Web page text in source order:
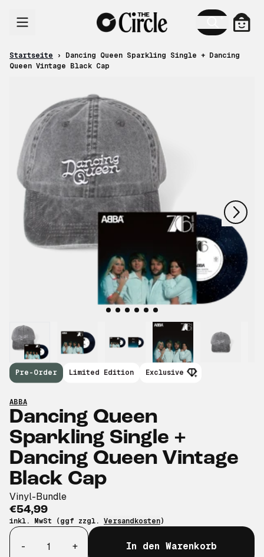
Startseite ›
Dancing Queen Sparkling Single + Dancing
Queen Vintage Black Cap
vorheriges
nächstes
ABBA
Dancing Queen
Sparkling Single +
Dancing Queen Vintage
Black Cap
Vinyl-Bundle
€54,99
inkl. MwSt (ggf zzgl. Versandkosten)
Anzahl
-
+ In den Warenkorb
Pre-Order Limited Edition Exclusive